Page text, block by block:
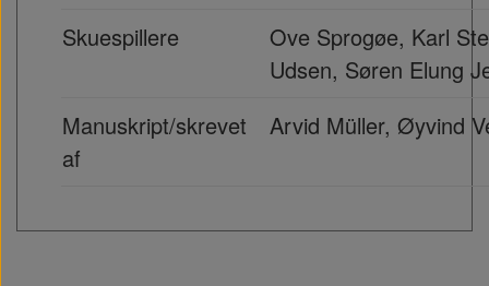
Skuespillere
Ove Sprogøe, Karl
Udsen, Søren Elung
Manuskript/skrevet
af
Arvid Müller, Øyvind